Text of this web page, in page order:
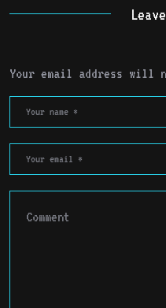
Your email address will